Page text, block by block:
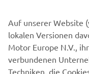
Auf unserer Website
lokalen Versionen
Motor Europe N.V.,
verbundenen
Techniken, die